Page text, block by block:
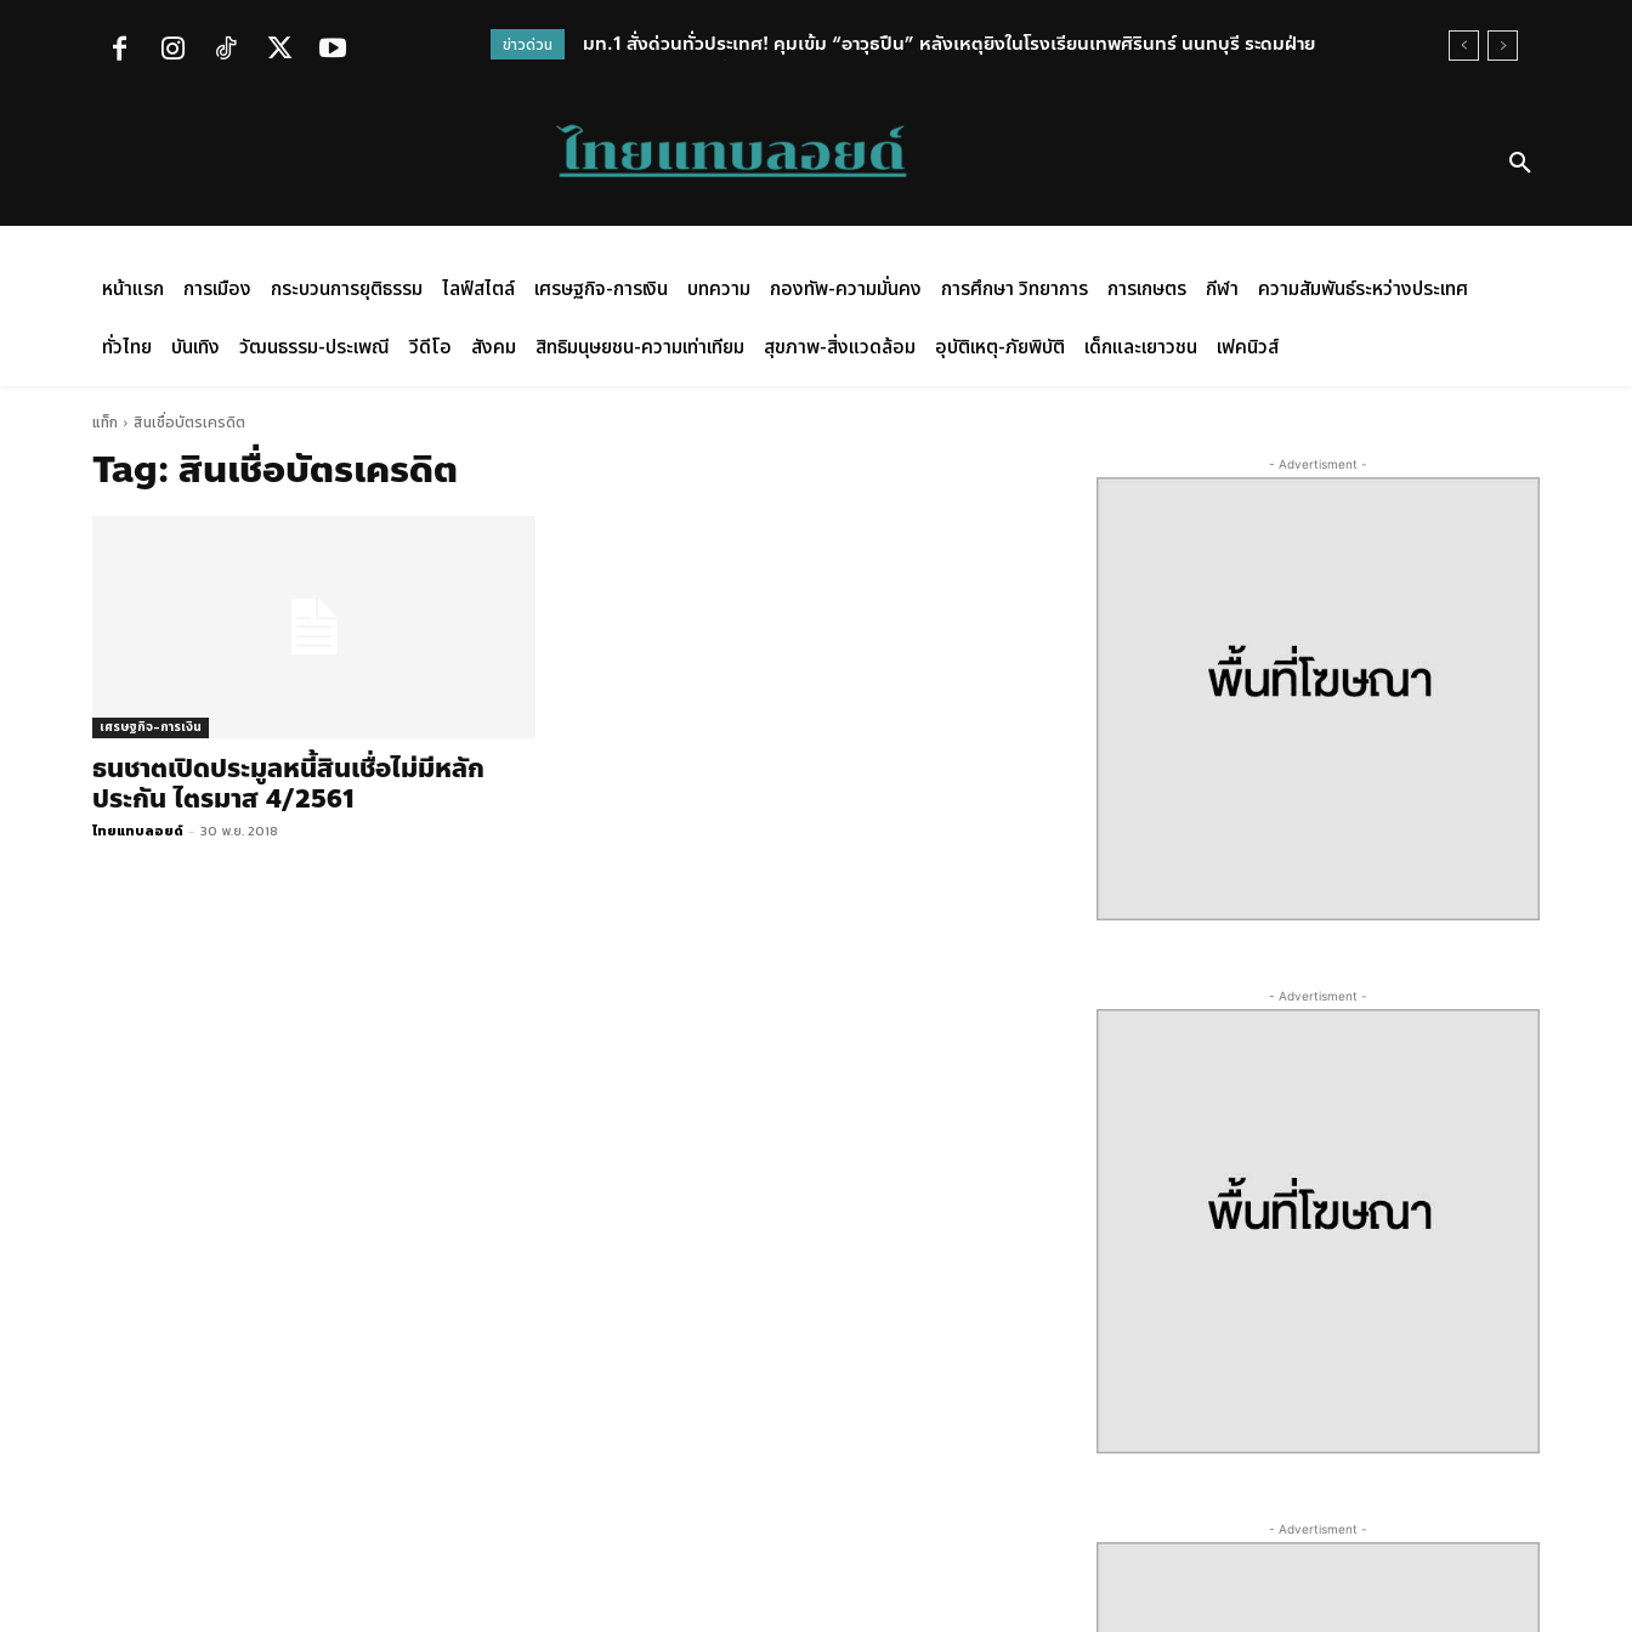
ข่าวด่วน
มท.1 สั่งด่วนทั่วประเทศ! คุมเข้ม “อาวุธปืน” หลังเหตุยิงในโรงเรียนเทพศิรินทร์ นนทบุรี ระดมฝ่าย
หน้าแรก การเมือง กระบวนการยุติธรรม ไลฟ์สไตล์ เศรษฐกิจ-การเงิน บทความ กองทัพ-ความมั่นคง การศึกษา วิทยาการ การเกษตร กีฬา
ความสัมพันธ์ระหว่างประเทศ
ทั่วไทย
บันเทิง วัฒนธรรม-ประเพณี วีดีโอ สังคม สิทธิมนุษยชน-ความเท่าเทียม สุขภาพ-สิ่งแวดล้อม อุบัติเหตุ-ภัยพิบัติ เด็กและเยาวชน เฟคนิวส์
แท็ก สินเชื่อบัตรเครดิต
Tag:สินเชื่อบัตรเครดิต
เศรษฐกิจ-การเงิน
ธนชาตเปิดประมูลหนี้สินเชื่อไม่มีหลัก
ประกัน ไตรมาส 4/2561
ไทยแทบลอยด์ - 30 พ.ย. 2018
- Advertisment -
- Advertisment -
- Advertisment -